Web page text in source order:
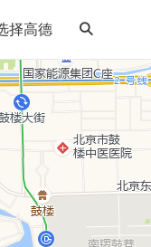
品
图SDK
量地图SDK
、配置
Android
场景可视化 NEW
乡村振兴三农场景应用
应用位置服务解决方案
动
类应用解决方案
iOS 平台
iOS 地图SDK
iOS 轻量版地图SDK
iOS 定位SDK
iOS 导航SDK
择高德